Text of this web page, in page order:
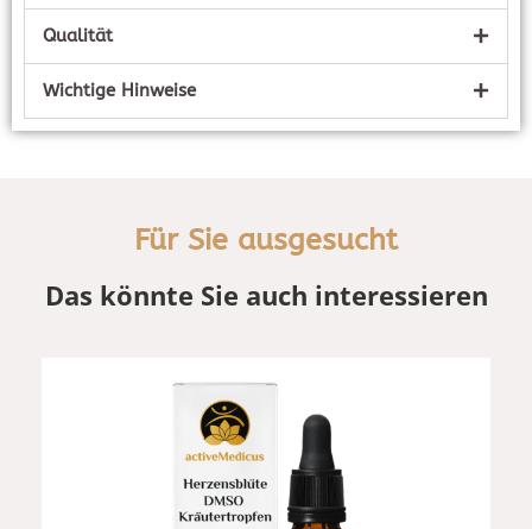
Qualität
Wichtige Hinweise
Für Sie ausgesucht
Das könnte Sie auch interessieren